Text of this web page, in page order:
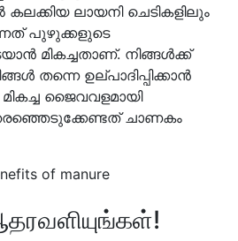
കലക്കിയ ലായനി ചെടികളിലും
പുഴുക്കളുടെ
മികച്ചതാണ്. നിങ്ങൾക്ക്
തന്നെ ഉല്പാദിപ്പിക്കാൻ
ജൈവവളമായി
ചാണകം
of manure